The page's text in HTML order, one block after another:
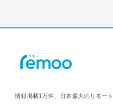
情報掲載1万件、日本最大のリモー